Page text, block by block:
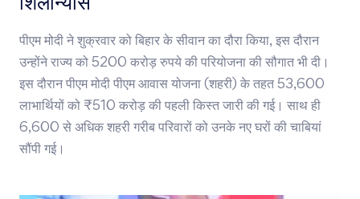
पीएम मोदी ने शुक्रवार को बिहार के सीवान का दौरा किया, इस दौरान
उन्होंने राज्य को 5200 करोड़ रुपये की परियोजना की सौगात भी दी।
इस दौरान पीएम मोदी पीएम आवास योजना (शहरी) के तहत 53,600
लाभार्थियों को ₹510 करोड़ की पहली किस्त जारी की गई। साथ ही
6,600 से अधिक शहरी गरीब परिवारों को उनके नए घरों की चाबियां
सौंपी गई।